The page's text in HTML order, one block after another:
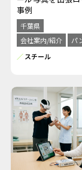
事例
千葉県
会社案内/紹介
パ
スチール